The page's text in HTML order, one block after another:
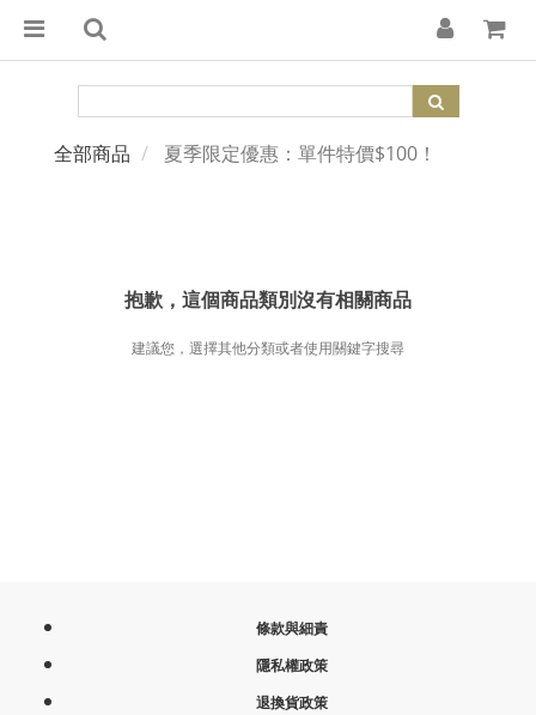
全部商品 夏季限定優惠：單件特價$100！
抱歉，這個商品類別沒有相關商品
建議您，選擇其他分類或者使用關鍵字搜尋
條款與細責
隱私權政策
退換貨政策